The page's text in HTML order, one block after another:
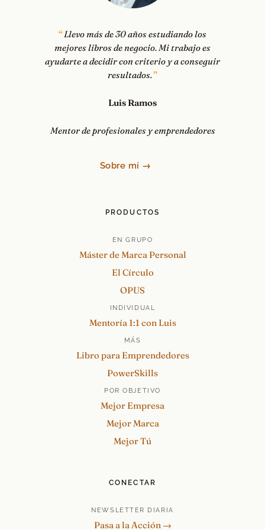
Llevo más de 30 años estudiando los
mejores libros de negocio. Mi trabajo es
ayudarte a decidir con criterio y a conseguir
resultados.
Luis Ramos
Mentor de profesionales y emprendedores
Sobre mí →
PRODUCTOS
EN GRUPO
Máster de Marca Personal
El Círculo
OPUS
INDIVIDUAL
Mentoría 1:1 con Luis
MÁS
Libro para Emprendedores
PowerSkills
POR OBJETIVO
Mejor Empresa
Mejor Marca
Mejor Tú
CONECTAR
NEWSLETTER DIARIA
Pasa a la Acción →